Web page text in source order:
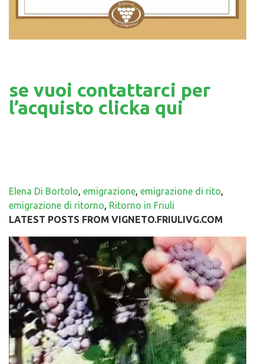
se vuoi contattarci per
l’acquisto clicka qui
Elena Di Bortolo, emigrazione, emigrazione di rito,
emigrazione di ritorno, Ritorno in Friuli
LATEST POSTS FROM VIGNETO.FRIULIVG.COM